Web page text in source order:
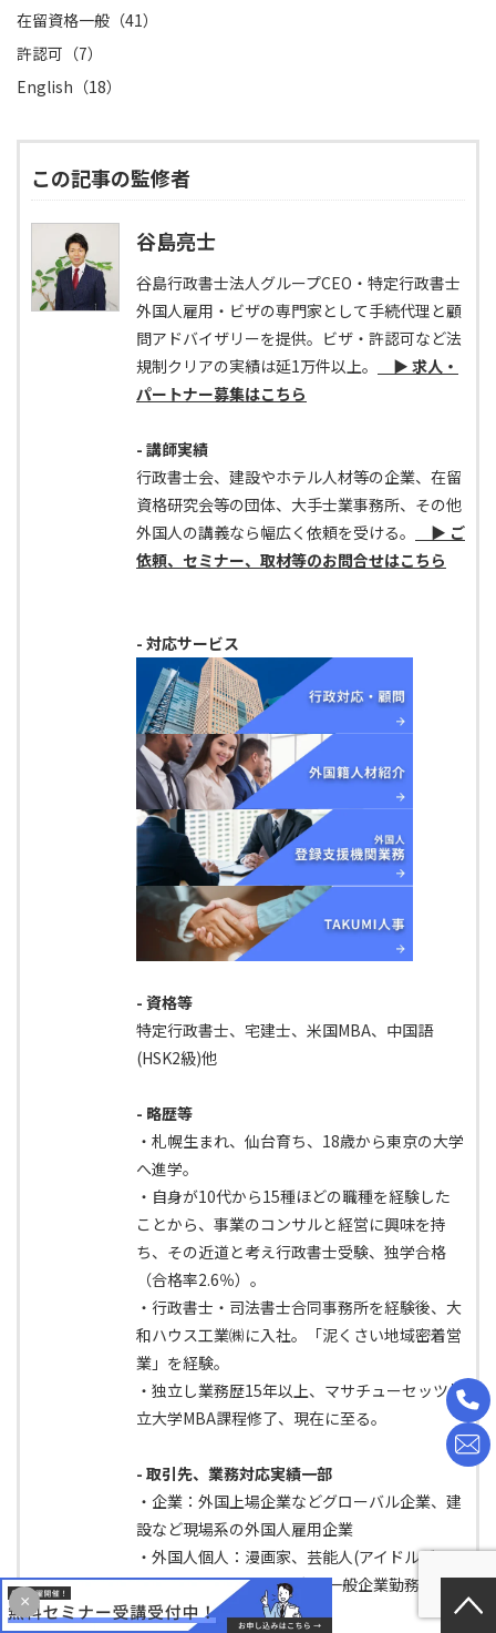
在留資格一般（41）
許認可（7）
English（18）
この記事の監修者
谷島亮士
谷島行政書士法人グループCEO・特定行政書士
外国人雇用・ビザの専門家として手続代理と顧
問アドバイザリーを提供。ビザ・許認可など法
規制クリアの実績は延1万件以上。
▶ 求人・
パートナー募集はこちら
- 講師実績
行政書士会、建設やホテル人材等の企業、在留
資格研究会等の団体、大手士業事務所、その他
外国人の講義なら幅広く依頼を受ける。
▶ ご
依頼、セミナー、取材等のお問合せはこちら
- 対応サービス
- 資格等
特定行政書士、宅建士、米国MBA、中国語
(HSK2級)他
- 略歴等
・札幌生まれ、仙台育ち、18歳から東京の大学
へ進学。
・自身が10代から15種ほどの職種を経験した
ことから、事業のコンサルと経営に興味を持
ち、その近道と考え行政書士受験、独学合格
（合格率2.6％）。
・行政書士・司法書士合同事務所を経験後、大
和ハウス工業㈱に入社。「泥くさい地域密着営
業」を経験。
・独立し業務歴15年以上、マサチューセッツ州
立大学MBA課程修了、現在に至る。
- 取引先、業務対応実績一部
・企業：外国上場企業などグローバル企業、建
設など現場系の外国人雇用企業
・外国人個人：漫画家、芸能人(アイドルグル
ープ、ハリウッドセレブ)、一般企業勤務者他
×